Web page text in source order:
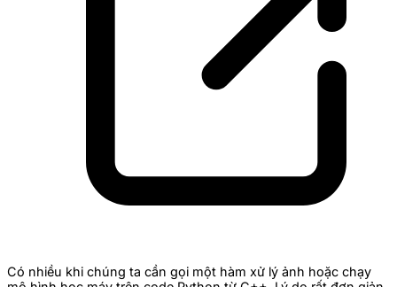
Có nhiều khi chúng ta cần gọi một hàm xử lý ảnh hoặc chạy